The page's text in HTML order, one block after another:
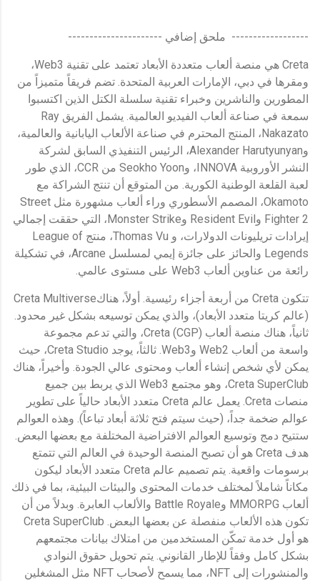
------------------ ملحق إضافي ----------------------
Creta هي منصة ألعاب متعددة الأبعاد تعتمد على تقنية Web3،
ومقرها في دبي، الإمارات العربية المتحدة. تضم فريقاً متميزاً من
المطورين والناشرين وخبراء تقنية سلسلة الكتل الذين اكتسبوا
سمعة في صناعة ألعاب الفيديو العالمية. يشمل الفريق Ray
Nakazato، المنتج المحترم في صناعة الألعاب اليابانية والعالمية،
وAlexander Harutyunyan، الرئيس التنفيذي السابق لشركة
النشر الأوروبية INNOVA، وSeokho Yoon من CCR، الذي طور
لعبة القلعة الوطنية الكورية. من المتوقع أن تنتج الشراكة مع
Okamoto، المصمم الأسطوري وراء ألعاب مشهورة مثل Street
Fighter 2 وResident Evil وMonster Strike، التي حققت إجمالي
إيرادات تريليونات الدولارات، و Thomas Vu، منتج League of
Legends والحائز على جائزة إيمي لمسلسل Arcane، في تشكيلة
رائعة من عناوين ألعاب Web3 على مستوى عالمي.
تتكون Creta من أربعة أجزاء رئيسية. أولاً، هناكCreta Multiverse
(عالم كريتا متعدد الأبعاد)، والذي يمكن توسيعه بشكل غير محدود.
ثانياً، هناك منصة ألعاب Creta (CGP)، والتي تدعم مجموعة
واسعة من ألعاب Web2 وWeb3. ثالثاً، يوجد Creta Studio، حيث
يمكن لأي شخص إنشاء ألعاب ومحتوى عالي الجودة. وأخيراً، هناك
Creta SuperClub، وهو مجتمع Web3 الذي يربط بين جميع
منصات Creta. يعمل عالم Creta متعدد الأبعاد حالياً على تطوير
عوالم ضخمة جداً، (حيث سيتم فتح ثلاثة أبعاد تباعاً). وهذه العوالم
ستتيح دمج وتوسيع العوالم الافتراضية المختلفة مع بعضها البعض.
هدف Creta هو أن تصبح المنصة الوحيدة في العالم التي تتمتع
برسومات واقعية. يتم تصميم عالم Creta متعدد الأبعاد ليكون
مكاناً شاملاً لمختلف خدمات المحتوى والبيئات البيئية، بما في ذلك
ألعاب MMORPG وBattle Royale والألعاب العابرة. وبدلاً من أن
تكون هذه الألعاب منفصلة عن بعضها البعض. Creta SuperClub
هو أول خدمة تمكّن المستخدمين من امتلاك بيانات مجتمعهم
بشكل كامل وفقاً للإطار القانوني. يتم تحويل حقوق النوادي
والمنشورات إلى NFT، مما يسمح لأصحاب NFT مثل المشغلين